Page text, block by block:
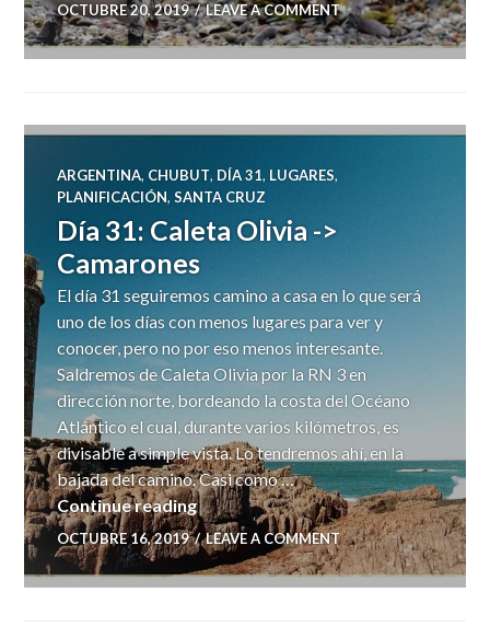
OCTUBRE 20, 2019 LEAVE A COMMENT
ARGENTINA, CHUBUT, DÍA 31, LUGARES,
PLANIFICACIÓN,SANTA CRUZ
Día 31: Caleta Olivia ->
Camarones
El día 31 seguiremos camino a casa en lo que será
uno de los días con menos lugares para ver y
conocer, pero no por eso menos interesante.
Saldremos de Caleta Olivia por la RN 3 en
dirección norte, bordeando la costa del Océano
Atlántico el cual, durante varios kilómetros, es
divisable a simple vista. Lo tendremos ahí, en la
bajada del camino. Casi como …
Continue readingDía 31: Caleta Olivia -> Camarones
OCTUBRE 16, 2019 LEAVE A COMMENT